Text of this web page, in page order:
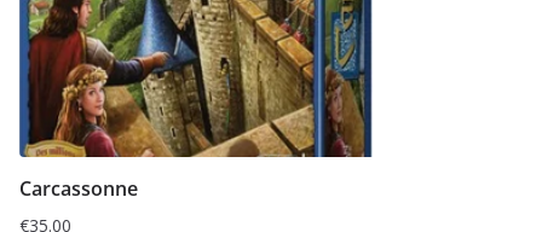
Carcassonne
€35.00